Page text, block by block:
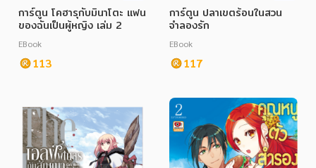
การ์ตูน โคฮารุกับมินาโตะ แฟน
ของฉันเป็นผู้หญิง เล่ม 2
EBook
113
การ์ตูน ปลาเขตร้อนในสวน
จำลองรัก
EBook
117